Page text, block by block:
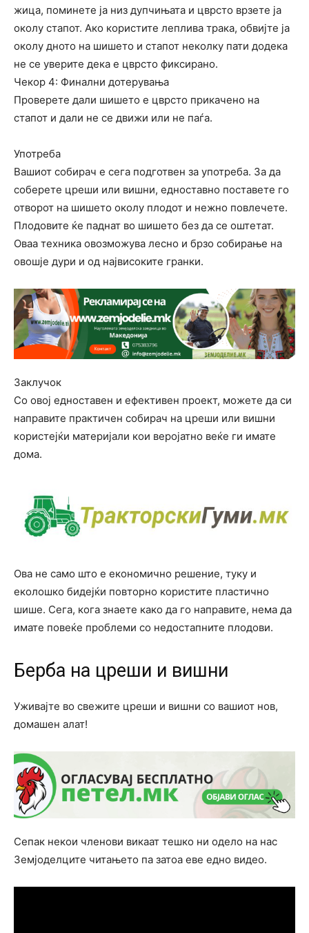
жица, поминете ја низ дупчињата и цврсто врзете ја
околу стапот. Ако користите леплива трака, обвијте ја
околу дното на шишето и стапот неколку пати додека
не се уверите дека е цврсто фиксирано.
Чекор 4: Финални дотерувања
Проверете дали шишето е цврсто прикачено на
стапот и дали не се движи или не паѓа.
Употреба
Вашиот собирач е сега подготвен за употреба. За да
соберете цреши или вишни, едноставно поставете го
отворот на шишето околу плодот и нежно повлечете.
Плодовите ќе паднат во шишето без да се оштетат.
Оваа техника овозможува лесно и брзо собирање на
овошје дури и од највисоките гранки.
Заклучок
Со овој едноставен и ефективен проект, можете да си
направите практичен собирач на цреши или вишни
користејќи материјали кои веројатно веќе ги имате
дома.
Ова не само што е економично решение, туку и
еколошко бидејќи повторно користите пластично
шише. Сега, кога знаете како да го направите, нема да
имате повеќе проблеми со недостапните плодови.
Берба на цреши и вишни
Уживајте во свежите цреши и вишни со вашиот нов,
домашен алат!
Сепак некои членови викаат тешко ни одело на нас
Земјоделците читањето па затоа еве едно видео.